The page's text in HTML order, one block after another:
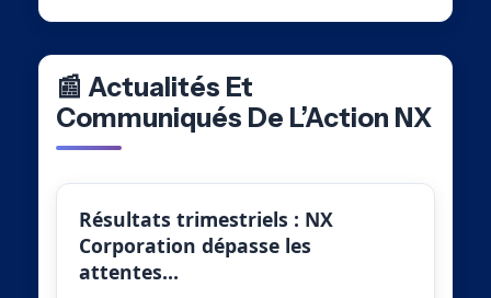
📰 Actualités Et
Communiqués De L’Action NX
Résultats trimestriels : NX
Corporation dépasse les
attentes…